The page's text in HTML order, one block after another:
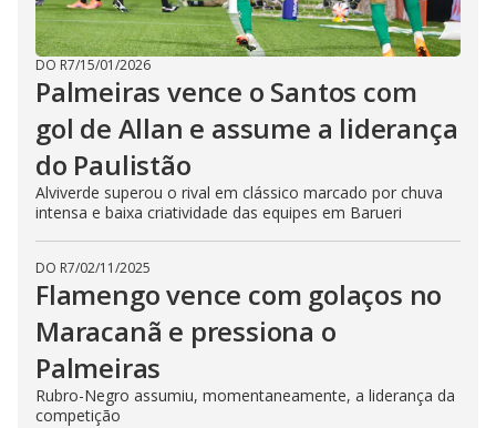
DO R7/15/01/2026
Palmeiras vence o Santos com
gol de Allan e assume a liderança
do Paulistão
Alviverde superou o rival em clássico marcado por chuva
intensa e baixa criatividade das equipes em Barueri
DO R7/02/11/2025
Flamengo vence com golaços no
Maracanã e pressiona o
Palmeiras
Rubro-Negro assumiu, momentaneamente, a liderança da
competição